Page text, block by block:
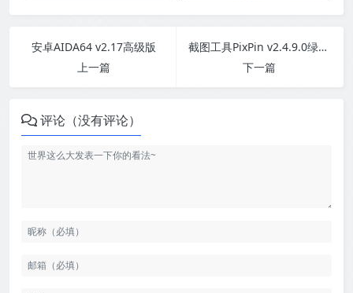
安卓AIDA64 v2.17高级版
上一篇
截图工具PixPin v2.4.9.0绿色版
下一篇
评论（没有评论）